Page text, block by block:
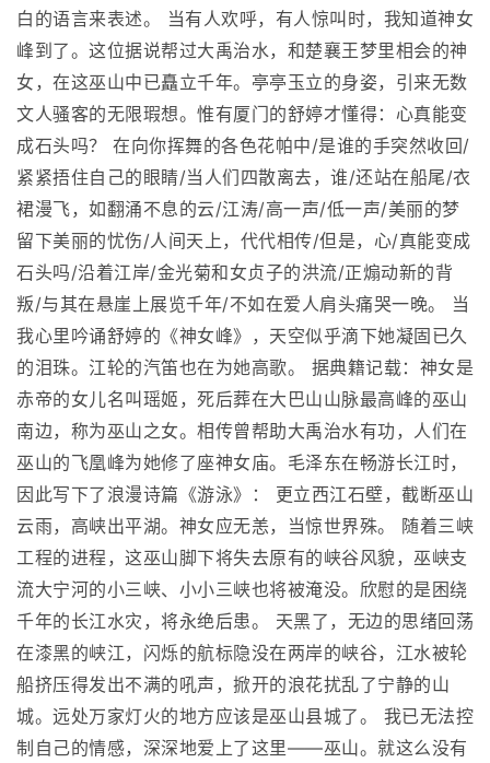
白的语言来表述。 当有人欢呼，有人惊叫时，我知道神女
峰到了。这位据说帮过大禹治水，和楚襄王梦里相会的神
女，在这巫山中已矗立千年。亭亭玉立的身姿，引来无数
文人骚客的无限瑕想。惟有厦门的舒婷才懂得：心真能变
成石头吗？ 在向你挥舞的各色花帕中/是谁的手突然收回/
紧紧捂住自己的眼睛/当人们四散离去，谁/还站在船尾/衣
裙漫飞，如翻涌不息的云/江涛/高一声/低一声/美丽的梦
留下美丽的忧伤/人间天上，代代相传/但是，心/真能变成
石头吗/沿着江岸/金光菊和女贞子的洪流/正煽动新的背
叛/与其在悬崖上展览千年/不如在爱人肩头痛哭一晚。 当
我心里吟诵舒婷的《神女峰》，天空似乎滴下她凝固已久
的泪珠。江轮的汽笛也在为她高歌。 据典籍记载：神女是
赤帝的女儿名叫瑶姬，死后葬在大巴山山脉最高峰的巫山
南边，称为巫山之女。相传曾帮助大禹治水有功，人们在
巫山的飞凰峰为她修了座神女庙。毛泽东在畅游长江时，
因此写下了浪漫诗篇《游泳》： 更立西江石壁，截断巫山
云雨，高峡出平湖。神女应无恙，当惊世界殊。 随着三峡
工程的进程，这巫山脚下将失去原有的峡谷风貌，巫峡支
流大宁河的小三峡、小小三峡也将被淹没。欣慰的是困绕
千年的长江水灾，将永绝后患。 天黑了，无边的思绪回荡
在漆黑的峡江，闪烁的航标隐没在两岸的峡谷，江水被轮
船挤压得发出不满的吼声，掀开的浪花扰乱了宁静的山
城。远处万家灯火的地方应该是巫山县城了。 我已无法控
制自己的情感，深深地爱上了这里――巫山。就这么没有